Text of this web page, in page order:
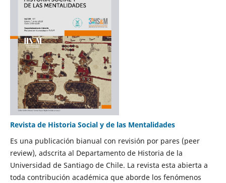
Revista de Historia Social y de las Mentalidades
Es una publicación bianual con revisión por pares (peer
review), adscrita al Departamento de Historia de la
Universidad de Santiago de Chile. La revista esta abierta a
toda contribución académica que aborde los fenómenos